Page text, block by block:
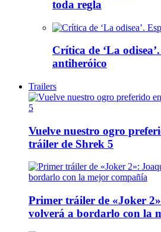
toda regla
Crítica de ‘La
antiheróico
Trailers
Vuelve nuestro ogro
tráiler de Shrek 5
Primer tráiler de «Joker
volverá a bordarlo con la